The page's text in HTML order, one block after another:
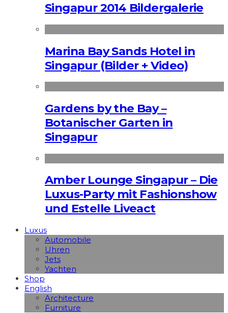
Singapur 2014 Bildergalerie
Marina Bay Sands Hotel in
Singapur (Bilder + Video)
Gardens by the Bay –
Botanischer Garten in
Singapur
Amber Lounge Singapur – Die
Luxus-Party mit Fashionshow
und Estelle Liveact
Luxus
Automobile
Uhren
Jets
Yachten
Shop
English
Architecture
Furniture